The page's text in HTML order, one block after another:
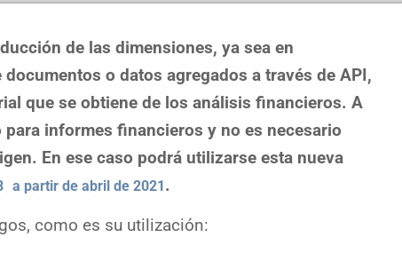
de las dimensiones, ya sea en
o datos agregados a través de API,
que se obtiene de los análisis financieros. A
informes financieros y no es necesario
En ese caso podrá utilizarse esta nueva
a partir de abril de 2021.
como es su utilización: